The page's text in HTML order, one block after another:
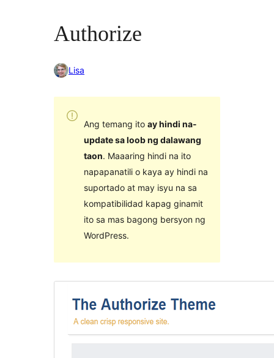
Authorize
Lisa
Ang temang ito ay hindi na-
update sa loob ng dalawang
taon. Maaaring hindi na ito
napapanatili o kaya ay hindi na
suportado at may isyu na sa
kompatibilidad kapag ginamit
ito sa mas bagong bersyon ng
WordPress.